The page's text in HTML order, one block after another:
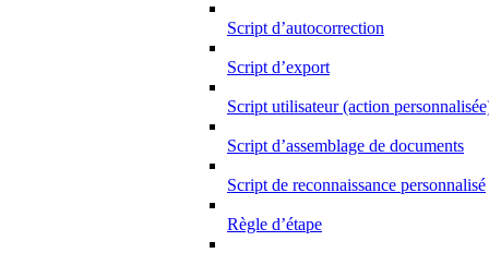
Script d’autocorrection
Script d’export
Script utilisateur (action
Script d’assemblage de documents
Script de reconnaissance personnalisé
Règle d’étape